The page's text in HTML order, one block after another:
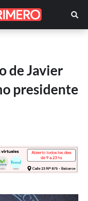
de Javier
presidente